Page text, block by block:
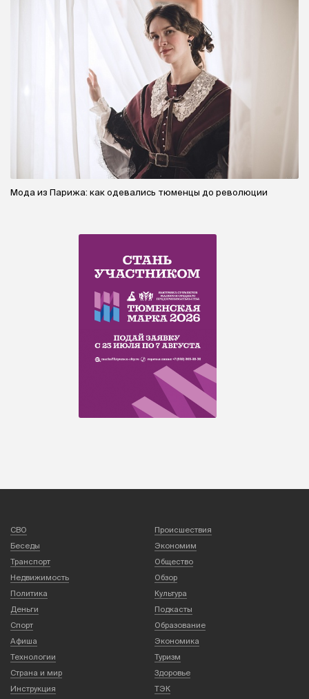
Мода из Парижа: как одевались тюменцы до революции
СВО
Происшествия
Беседы
Экономим
Транспорт
Общество
Недвижимость
Обзор
Политика
Культура
Деньги
Подкасты
Спорт
Образование
Афиша
Экономика
Технологии
Туризм
Страна и мир
Здоровье
Инструкция
ТЭК